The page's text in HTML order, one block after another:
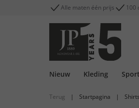
Alle maten één prijs 100
Nieuw Kleding Sport
Terug | Startpagina | Shirts